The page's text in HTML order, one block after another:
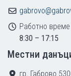
Работно време
8:30 – 17:15
Местни
гр. Габрово